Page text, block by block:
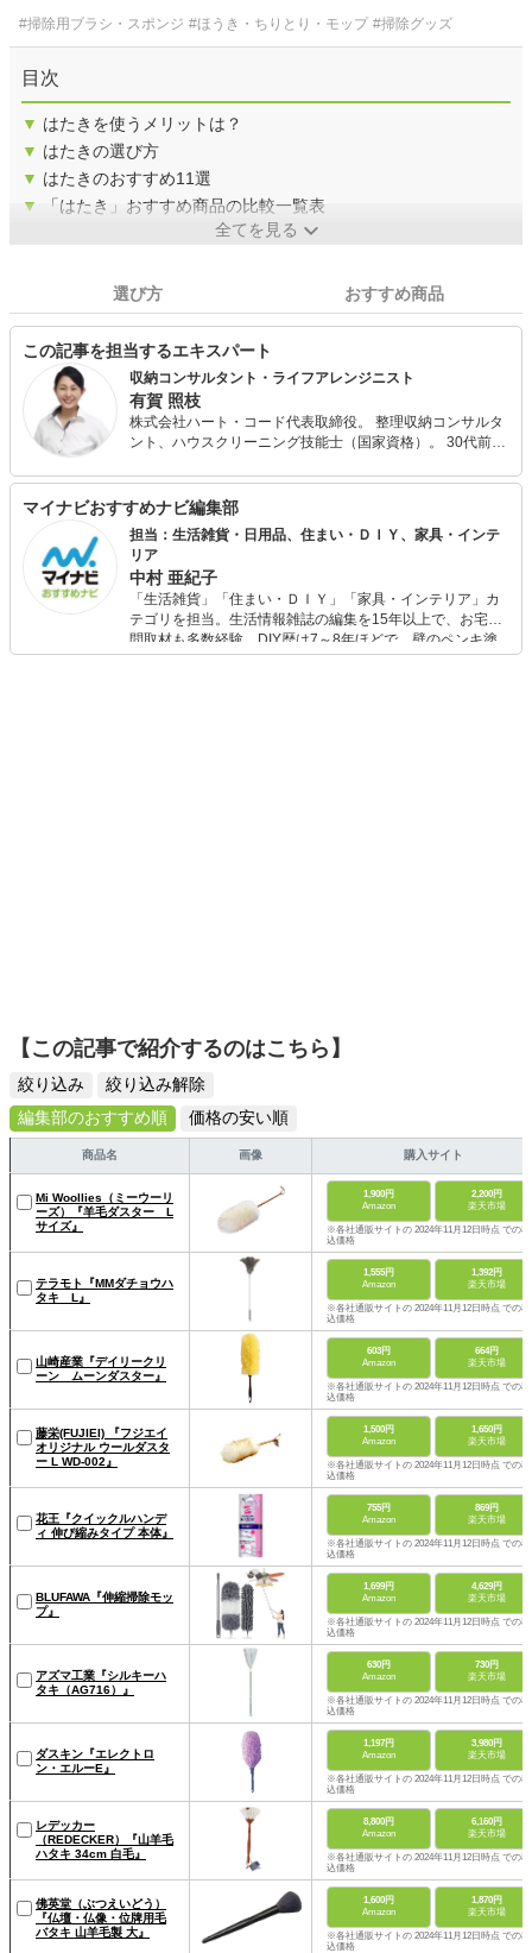
#掃除用ブラシ・スポンジ #ほうき・ちりとり・モップ #掃除グッズ
目次
▼ はたきを使うメリットは？
▼ はたきの選び方
▼ はたきのおすすめ11選
▼
「はたき」おすすめ商品の比較一覧表
全てを見る
選び方 おすすめ商品
この記事を担当するエキスパート
収納コンサルタント・ライフアレンジニスト
有賀 照枝
株式会社ハート・コード代表取締役。 整理収納コンサルタ
ント、ハウスクリーニング技能士（国家資格）。 30代前半
気に人生のどん底を経験し、整理収納理論に出会ってから
人生が好転。 ご縁あって「部屋磨きは自分磨き・職場磨き
はスタッフ磨き」をモットーに家事代行・整理収納関連事
業で2007年に独立。 自身の経験からも環境を整えると色々
なことが整ってくることを痛感しているので、個人や企業
にコンサルティングやセミナーなど様々な形でその大切さ
をお伝えしている。 2012年から現場をよく知る家事・収納
用品の説明ゲストとしてジュピターショップチャンネルに
出演中。商品の企画、売り方の提案等にも携わっており、1
マイナビおすすめナビ編集部
担当：生活雑貨・日用品、住まい・ＤＩＹ、家具・インテ
リア
中村 亜紀子
「生活雑貨」「住まい・ＤＩＹ」「家具・インテリア」カ
テゴリを担当。生活情報雑誌の編集を15年以上で、お宅訪
問取材も多数経験。DIY歴は7～8年ほどで、壁のペンキ塗
りや壁紙チェンジなどもチャレンジ済み。初心者でもモノ
【この記事で紹介するのはこちら】
絞り込み
絞り込み解除
編集部のおすすめ順
価格の安い順
商品名 画像 購入サイト
Mi Woollies（ミーウーリ
ーズ）『羊毛ダスター L
サイズ』
1,900円
Amazon
2,200円
楽天市場
※各社通販サイトの 2024年11月12日時点 での税
込価格
テラモト『MMダチョウハ
タキ L』
1,555円
Amazon
1,392円
楽天市場
※各社通販サイトの 2024年11月12日時点 での税
込価格
山崎産業『デイリークリ
ーン ムーンダスター』
603円
Amazon
664円
楽天市場
※各社通販サイトの 2024年11月12日時点 での税
込価格
藤栄(FUJIEI) 『フジエイ
オリジナル ウールダスタ
ー L WD-002』
1,500円
Amazon
1,650円
楽天市場
※各社通販サイトの 2024年11月12日時点 での税
込価格
花王『クイックルハンデ
ィ 伸び縮みタイプ 本体』
755円
Amazon
869円
楽天市場
※各社通販サイトの 2024年11月12日時点 での税
込価格
‎BLUFAWA『伸縮掃除モッ
プ』
1,699円
Amazon
4,629円
楽天市場
※各社通販サイトの 2024年11月12日時点 での税
込価格
アズマ工業『シルキーハ
タキ（AG716）』
630円
Amazon
730円
楽天市場
※各社通販サイトの 2024年11月12日時点 での税
込価格
ダスキン『エレクトロ
ン・エルーE』
1,197円
Amazon
3,980円
楽天市場
※各社通販サイトの 2024年11月12日時点 での税
込価格
レデッカー
（REDECKER）『山羊毛
ハタキ 34cm 白毛』
8,800円
Amazon
6,160円
楽天市場
※各社通販サイトの 2024年11月12日時点 での税
込価格
佛英堂（ぶつえいどう）
『仏壇・仏像・位牌用毛
バタキ 山羊毛製 大』
1,600円
Amazon
1,870円
楽天市場
※各社通販サイトの 2024年11月12日時点 での税
込価格